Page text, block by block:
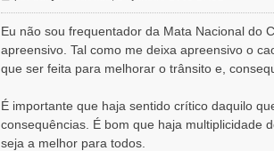
e
a
g
m
Eu não sou frequentador da Mata Nacional do
apreensivo. Tal como me deixa apreensivo o
que ser feita para melhorar o trânsito e,
É importante que haja sentido crítico daquilo
consequências. É bom que haja multiplicidade
seja a melhor para todos.